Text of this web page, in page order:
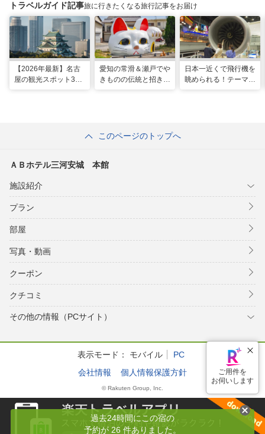
トラベルガイド記事旅に行きたくなる旅行記事をお届け
【2026年最新】名古
屋の観光スポット34
愛知の常滑＆瀬戸でや
きものの伝統と招き猫
日本一近くで飛行機を
眺められる！テーマパ
このページのトップへ
ＡＢホテル三河安城 本館
施設紹介
プラン
部屋
写真・動画
クーポン
クチコミ
その他の情報（PCサイト）
表示モード： モバイル
PC
会社情報
個人情報保護方針
© Rakuten Group, Inc.
ご用件を
お伺いします
過去24時間にこの宿の
予約が 26 件ありました。